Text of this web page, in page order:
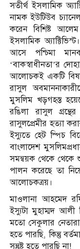
সতীর্থ ইসলামিক
নামক ইউটিউব
করেন বিশিষ্ট
ইসলামিক
আসে পশ্চিমা
‘বাকস্বাধীনতা’র
আলোচকই একটি
রাসুল
মুসলিম খড়গহস্ত
রঙিলা রাসুল
রাসুলপ্রেমীর হত্যা
ইস্যুতে হেট স্পিচ
বাংলাদেশ
সমন্বয়ক থেকে থেকে
পালন করেছে তা
আলোচকত্রয়।
মাওলানা আহমেদ
ইস্যুটা মুহাম্মদ
মতো সেকুলার
হতে পারছি, কিন্তু
সন্তুষ্ট হতে পারছি না!